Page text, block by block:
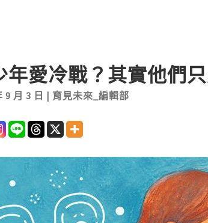
年愛冷戰？其實他們
9 月 3 日 | 育見未來_編輯部